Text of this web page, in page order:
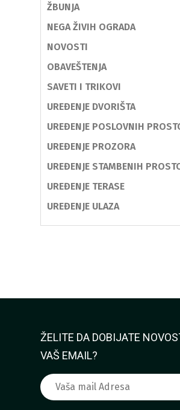
ŽBUNJA
NEGA ŽIVIH OGRADA
NOVOSTI
OBAVEŠTENJA
SAVETI I TRIKOVI
UREĐENJE DVORIŠTA
UREĐENJE POSLOVNIH
UREĐENJE PROZORA
UREĐENJE STAMBENIH
UREĐENJE TERASE
UREĐENJE ULAZA
ŽELITE DA DOBIJATE
VAŠ EMAIL?